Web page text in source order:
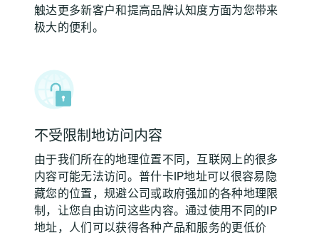
触达更多新客户和提高品牌认知度方面为您带来
极大的便利。
不受限制地访问内容
由于我们所在的地理位置不同，互联网上的很多
内容可能无法访问。普什卡IP地址可以很容易隐
藏您的位置，规避公司或政府强加的各种地理限
制，让您自由访问这些内容。通过使用不同的IP
地址，人们可以获得各种产品和服务的更低价